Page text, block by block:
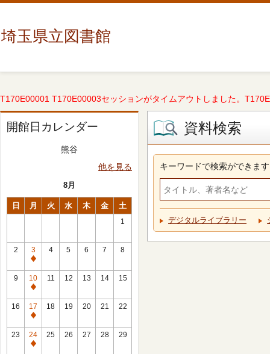
埼玉県立図書館
T170E00001 T170E00003セッションがタイムアウトしました。
開館日カレンダー
熊谷
他を見る
8月
日 月 火 水 木 金 土
1
2
3
休
館
日
4 5 6 7 8
9
10
休
館
日
11 12 13 14 15
16
17
休
館
日
18 19 20 21 22
23
24
休
25 26 27 28 29
資料検索
キーワードで検索ができます
デジタルライブラリー